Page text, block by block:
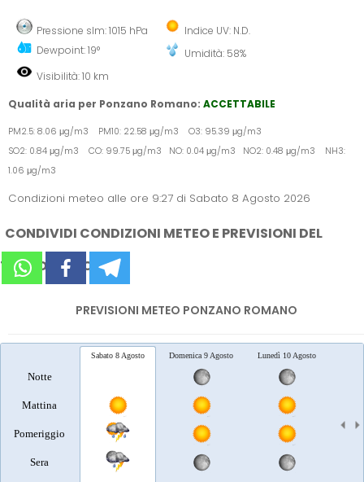
Pressione slm: 1015 hPa
Dewpoint: 19°
Indice UV: N.D.
Umidità: 58%
Visibilità: 10 km
Qualità aria per Ponzano Romano: ACCETTABILE
PM2.5: 8.06 μg/m3 PM10: 22.58 μg/m3 O3: 95.39 μg/m3
SO2: 0.84 μg/m3 CO: 99.75 μg/m3 NO: 0.04 μg/m3 NO2: 0.48 μg/m3 NH3:
1.06 μg/m3
Condizioni meteo alle ore 9:27 di Sabato 8 Agosto 2026
CONDIVIDI CONDIZIONI METEO E PREVISIONI DEL
TEMPO SUI SOCIAL
PREVISIONI METEO PONZANO ROMANO
Notte
Mattina
Pomeriggio
Sera
Sabato 8 Agosto Domenica 9 Agosto Lunedì 10 Agosto